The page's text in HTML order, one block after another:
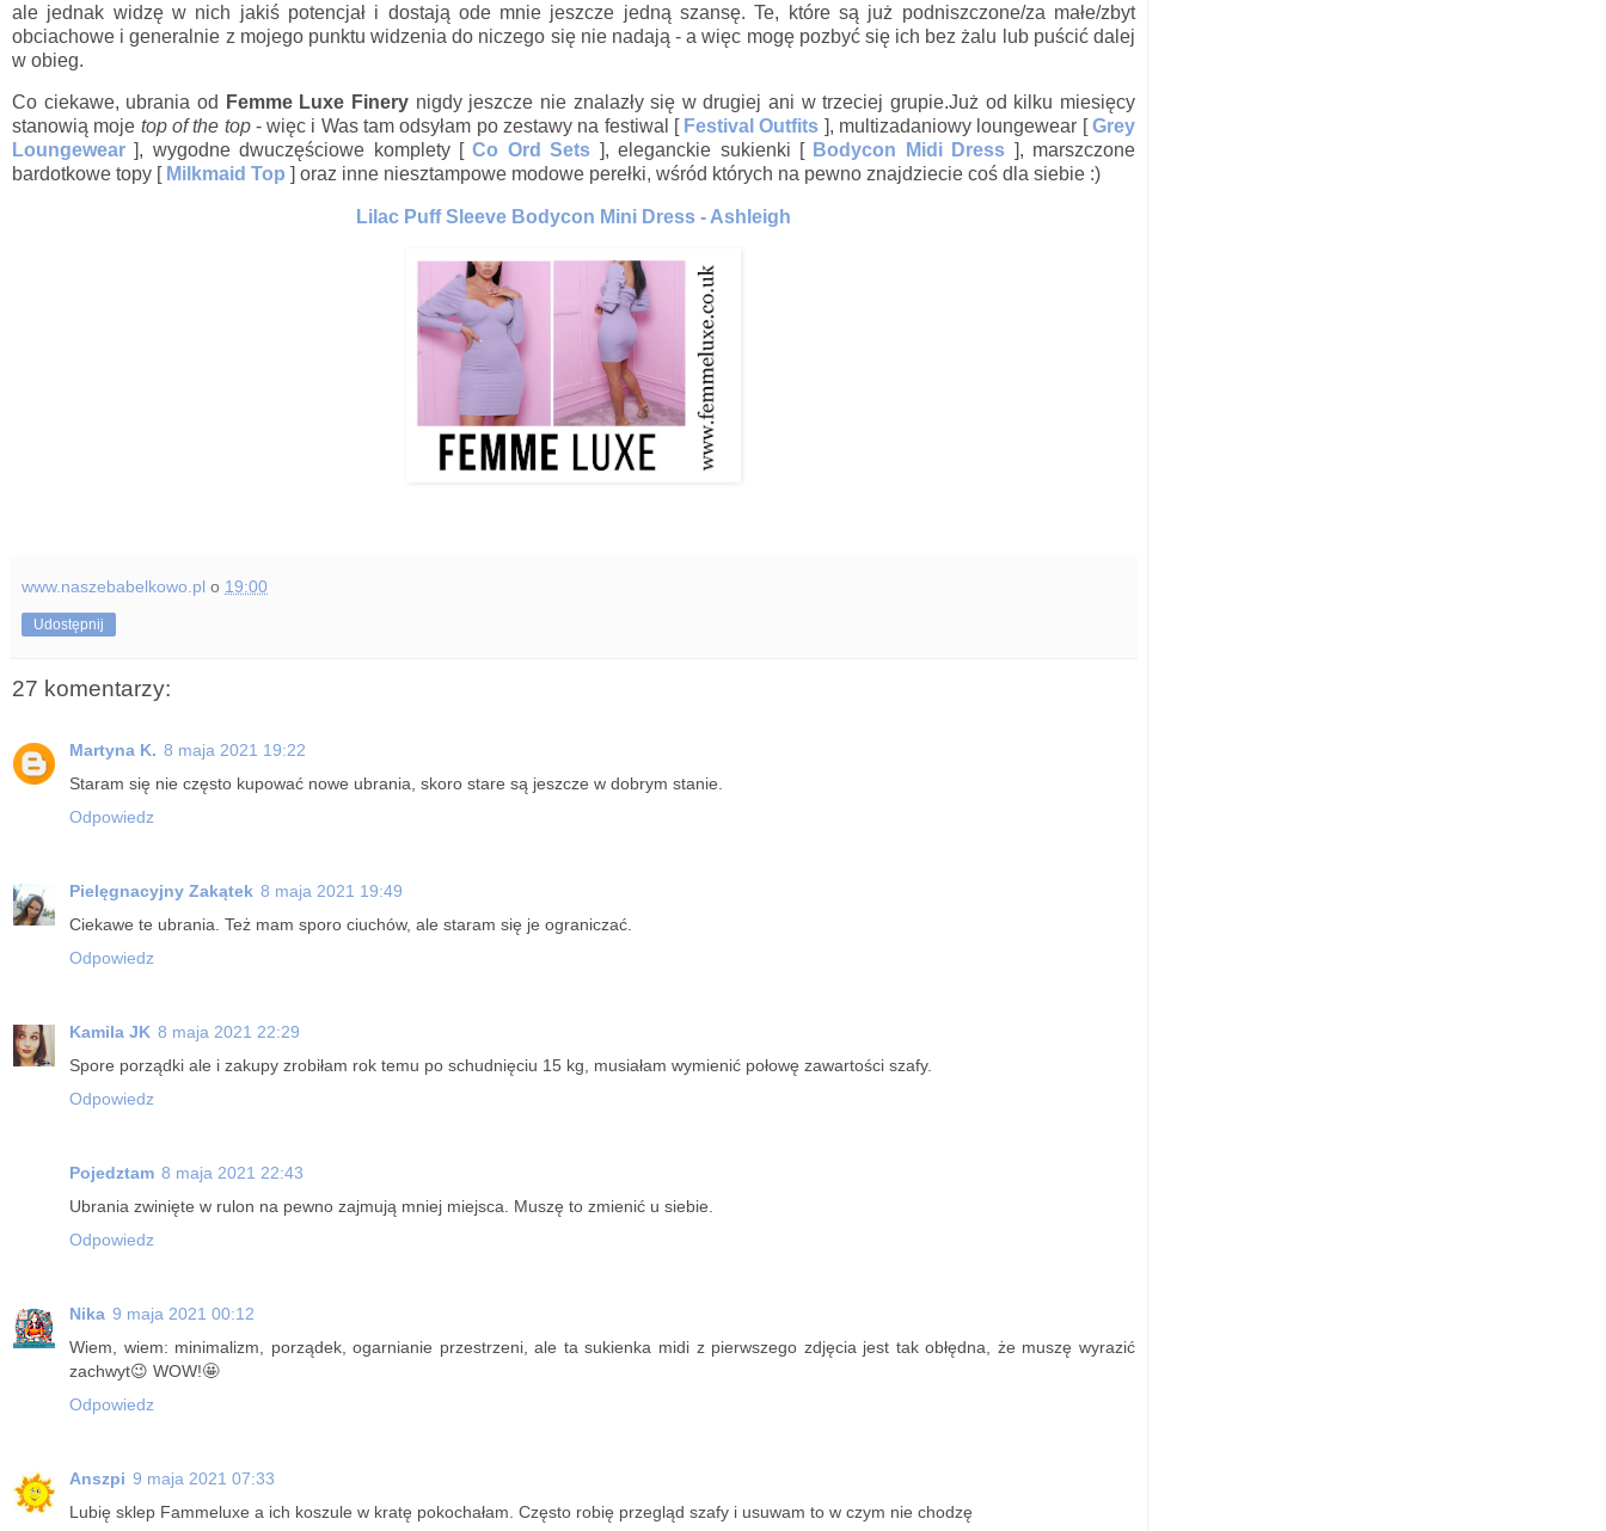
ale jednak widzę w nich jakiś potencjał i dostają ode mnie jeszcze jedną szansę. Te, które są już podniszczone/za małe/zbyt
obciachowe i generalnie z mojego punktu widzenia do niczego się nie nadają - a więc mogę pozbyć się ich bez żalu lub puścić dalej
w obieg.
Co ciekawe, ubrania od Femme Luxe Finerynigdy jeszcze nie znalazły się w drugiej ani w trzeciej grupie.Już od kilku miesięcy
stanowią moje top of the top- więc i Was tam odsyłam po zestawy na festiwal [ Festival Outfits ], multizadaniowy loungewear [Grey
Loungewear ], wygodne dwuczęściowe komplety [Co Ord Sets ], eleganckie sukienki [ Bodycon Midi Dress ], marszczone
bardotkowe topy [ Milkmaid Top ] oraz inne niesztampowe modowe perełki, wśród których na pewno znajdziecie coś dla siebie :)
Lilac Puff Sleeve Bodycon Mini Dress - Ashleigh
www.naszebabelkowo.pl o 19:00
Udostępnij
27 komentarzy:
Martyna K. 8 maja 2021 19:22
Staram się nie często kupować nowe ubrania, skoro stare są jeszcze w dobrym stanie.
Odpowiedz
Pielęgnacyjny Zakątek 8 maja 2021 19:49
Ciekawe te ubrania. Też mam sporo ciuchów, ale staram się je ograniczać.
Odpowiedz
Kamila JK 8 maja 2021 22:29
Spore porządki ale i zakupy zrobiłam rok temu po schudnięciu 15 kg, musiałam wymienić połowę zawartości szafy.
Odpowiedz
Pojedztam 8 maja 2021 22:43
Ubrania zwinięte w rulon na pewno zajmują mniej miejsca. Muszę to zmienić u siebie.
Odpowiedz
Nika 9 maja 2021 00:12
Wiem, wiem: minimalizm, porządek, ogarnianie przestrzeni, ale ta sukienka midi z pierwszego zdjęcia jest tak obłędna, że muszę wyrazić
zachwyt😉 WOW!🤩
Odpowiedz
Anszpi 9 maja 2021 07:33
Lubię sklep Fammeluxe a ich koszule w kratę pokochałam. Często robię przegląd szafy i usuwam to w czym nie chodzę